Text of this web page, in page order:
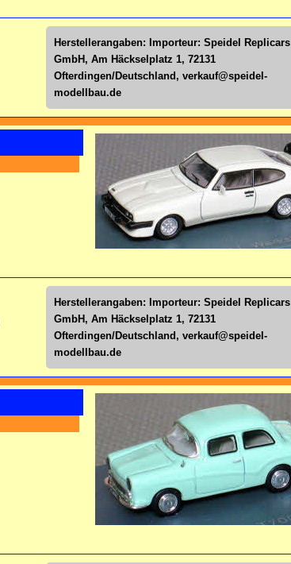
Herstellerangaben: Importeur: Speidel Replicars
GmbH, Am Häckselplatz 1, 72131
Ofterdingen/Deutschland, verkauf@speidel-
modellbau.de
Herstellerangaben: Importeur: Speidel Replicars
GmbH, Am Häckselplatz 1, 72131
Ofterdingen/Deutschland, verkauf@speidel-
modellbau.de